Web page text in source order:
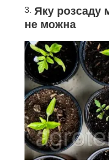
Яку розсаду
не можна